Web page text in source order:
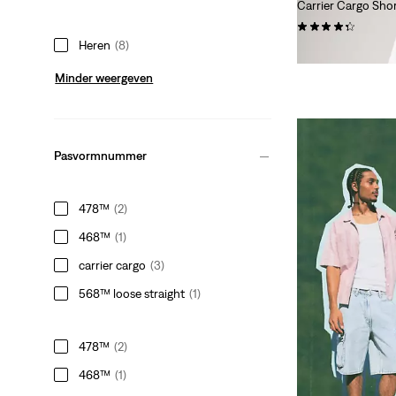
Heren (8)
Minder weergeven
Pasvormnummer
478™ (2)
468™ (1)
carrier cargo (3)
568™ loose straight (1)
478™ (2)
468™ (1)
Carrier Cargo
Price
Original
Price
€ 59,95